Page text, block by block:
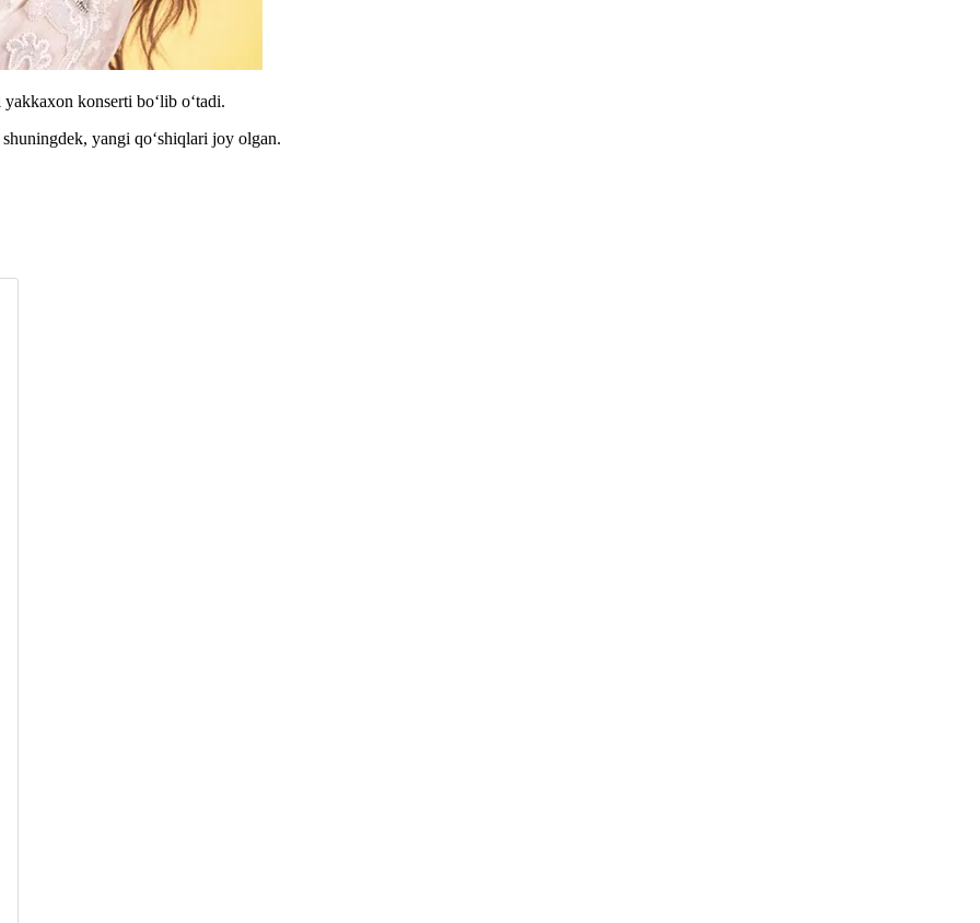
konserti boʻlib oʻtadi.
yangi qoʻshiqlari joy olgan.